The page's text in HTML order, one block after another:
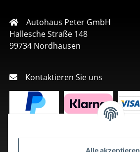
Alle akzeptieren
Autohaus Peter GmbH
Hallesche Straße 148
99734 Nordhausen
Kontaktieren Sie uns